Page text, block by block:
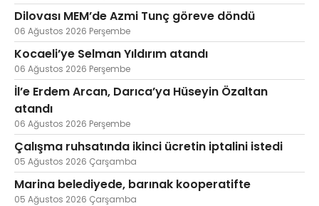
Dilovası MEM’de Azmi Tunç göreve döndü
06 Ağustos 2026 Perşembe
Kocaeli’ye Selman Yıldırım atandı
06 Ağustos 2026 Perşembe
İl’e Erdem Arcan, Darıca’ya Hüseyin Özaltan
atandı
06 Ağustos 2026 Perşembe
Çalışma ruhsatında ikinci ücretin iptalini istedi
05 Ağustos 2026 Çarşamba
Marina belediyede, barınak kooperatifte
05 Ağustos 2026 Çarşamba